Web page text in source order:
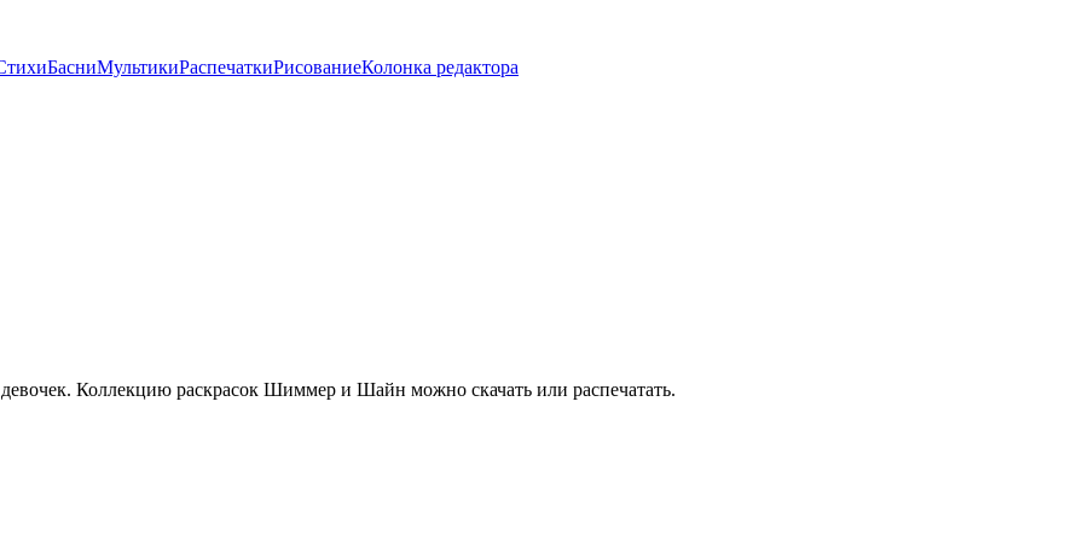
БасниМультикиРаспечаткиРисованиеКолонка редактора
Коллекцию раскрасок Шиммер и Шайн можно скачать или распечатать.